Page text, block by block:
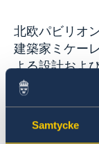
Samtycke
北欧パビリオ
建築家ミケー
よる設計およ
設契約を締結
「いのち輝く
再生可能な木